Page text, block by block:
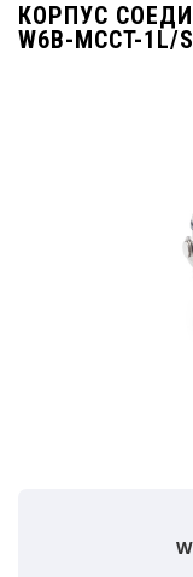
КОРПУС
W6B-MCCT-1L/